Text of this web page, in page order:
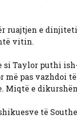
ruajtjen e
vitin.
si Taylor puthi
më pas
e
të